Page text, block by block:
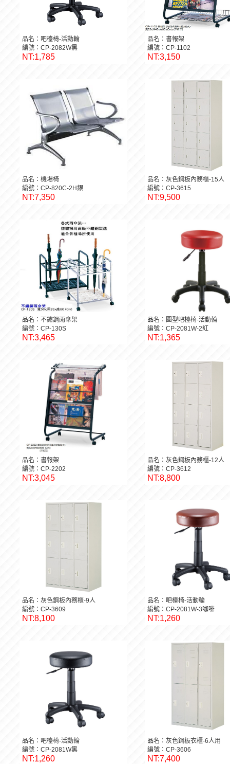
品名：吧檯椅-活動輪
編號：CP-2082W黑
NT:1,785
品名：書報架
編號：CP-1102
NT:3,150
品名：機場椅
編號：CP-820C-2H銀
NT:7,350
品名：灰色鋼板內務櫃-15人
編號：CP-3615
NT:9,500
品名：不鏽鋼雨傘架
編號：CP-130S
NT:3,465
品名：圓型吧檯椅-活動輪
編號：CP-2081W-2紅
NT:1,365
品名：書報架
編號：CP-2202
NT:3,045
品名：灰色鋼板內務櫃-12人
編號：CP-3612
NT:8,800
品名：灰色鋼板內務櫃-9人
編號：CP-3609
NT:8,100
品名：吧檯椅-活動輪
編號：CP-2081W-3咖啡
NT:1,260
品名：吧檯椅-活動輪
編號：CP-2081W黑
NT:1,260
品名：灰色鋼板衣櫃-6人用
編號：CP-3606
NT:7,400